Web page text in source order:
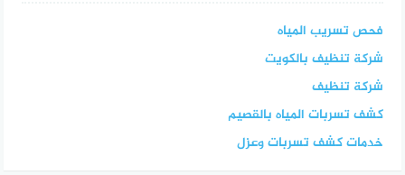
فحص تسريب المياه
شركة تنظيف بالكويت
شركة تنظيف
كشف تسربات المياه بالقصيم
خدمات كشف تسربات وعزل